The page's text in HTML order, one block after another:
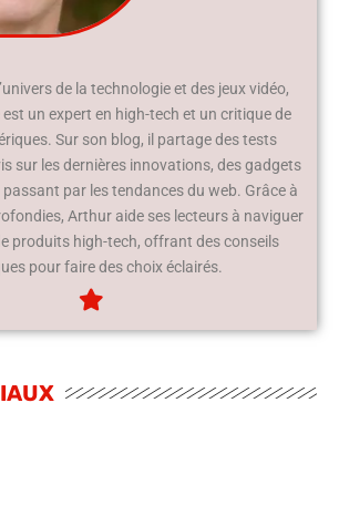
de la technologie et des jeux vidéo,
un expert en high-tech et un critique de
Sur son blog, il partage des tests
sur les dernières innovations, des gadgets
passant par les tendances du web. Grâce à
Arthur aide ses lecteurs à naviguer
produits high-tech, offrant des conseils
pour faire des choix éclairés.